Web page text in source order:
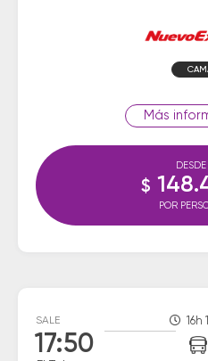
DESDE
$
POR
SALE
17:50
16h